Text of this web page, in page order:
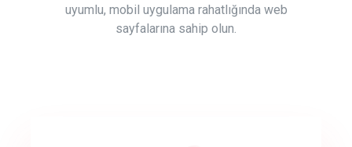
uyumlu, mobil uygulama rahatlığında web
sayfalarına sahip olun.